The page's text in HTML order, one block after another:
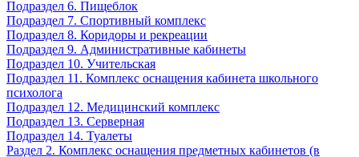
Подраздел 6. Пищеблок
Подраздел 7. Спортивный комплекс
Подраздел 8. Коридоры и рекреации
Подраздел 9. Административные кабинеты
Подраздел 10. Учительская
Подраздел 11. Комплекс оснащения кабинета школьного
психолога
Подраздел 12. Медицинский комплекс
Подраздел 13. Серверная
Подраздел 14. Туалеты
Раздел 2. Комплекс оснащения предметных кабинетов (в